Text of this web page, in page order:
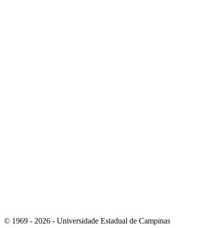
© 1969 - 2026 - Universidade Estadual de Campinas